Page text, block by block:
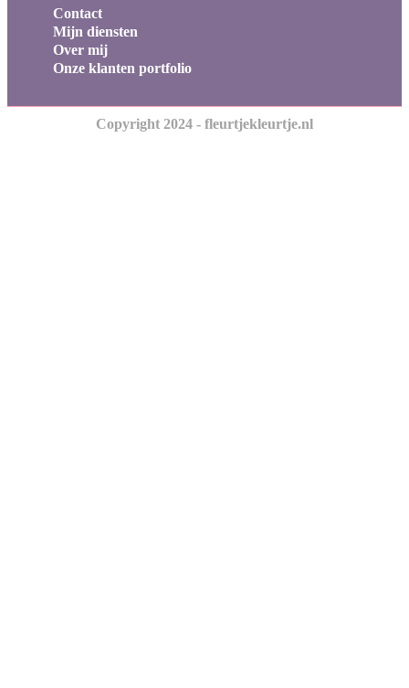
Contact
Mijn diensten
Over mij
Onze klanten portfolio
Copyright 2024 - fleurtjekleurtje.nl